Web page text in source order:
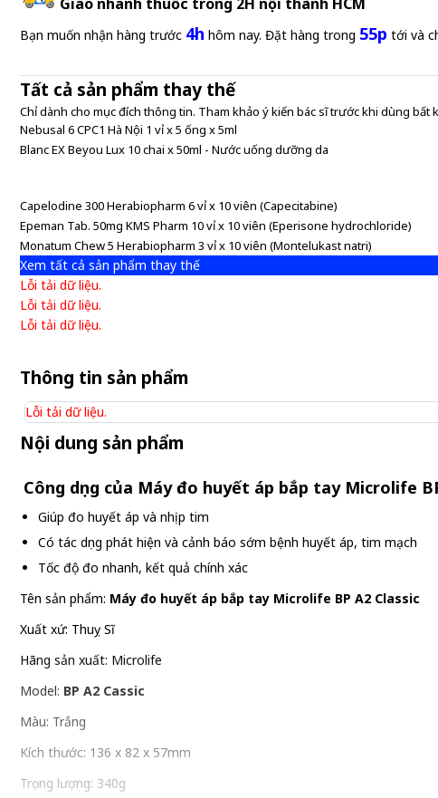
Bạn muốn nhận hàng trước 4h hôm nay. Đặt hàng trong 55p tới và
Tất cả sản phẩm thay thế
Chỉ dành cho mục đích thông tin. Tham khảo ý kiến bác sĩ trước khi dùng bất
Nebusal 6 CPC1 Hà Nội 1 vỉ x 5 ống x 5ml
Blanc EX Beyou Lux 10 chai x 50ml - Nước uống dưỡng da
Capelodine 300 Herabiopharm 6 vỉ x 10 viên (Capecitabine)
Epeman Tab. 50mg KMS Pharm 10 vỉ x 10 viên (Eperisone hydrochloride)
Monatum Chew 5 Herabiopharm 3 vỉ x 10 viên (Montelukast natri)
Xem tất cả sản phẩm thay thế
Lỗi tải dữ liệu.
Lỗi tải dữ liệu.
Lỗi tải dữ liệu.
Thông tin sản phẩm
Lỗi tải dữ liệu.
Nội dung sản phẩm
Công dụng của Máy đo huyết áp bắp tay Microlife
Giúp đo huyết áp và nhịp tim
Có tác dụng phát hiện và cảnh báo sớm bệnh huyết áp, tim mạch
Tốc độ đo nhanh, kết quả chính xác
Tên sản phẩm: Máy đo huyết áp bắp tay Microlife BP A2 Classic
Xuất xứ: Thuỵ Sĩ
Hãng sản xuất: Microlife
Model: BP A2 Cassic
Màu: Trắng
Kích thước: 136 x 82 x 57mm
Trọng lượng: 340g